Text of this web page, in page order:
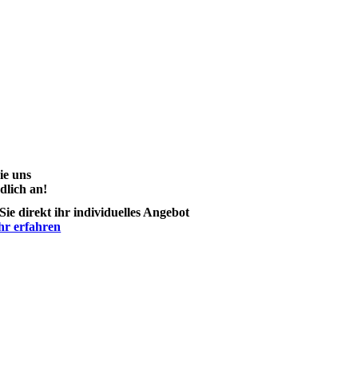
uns
an!
direkt ihr individuelles Angebot
erfahren